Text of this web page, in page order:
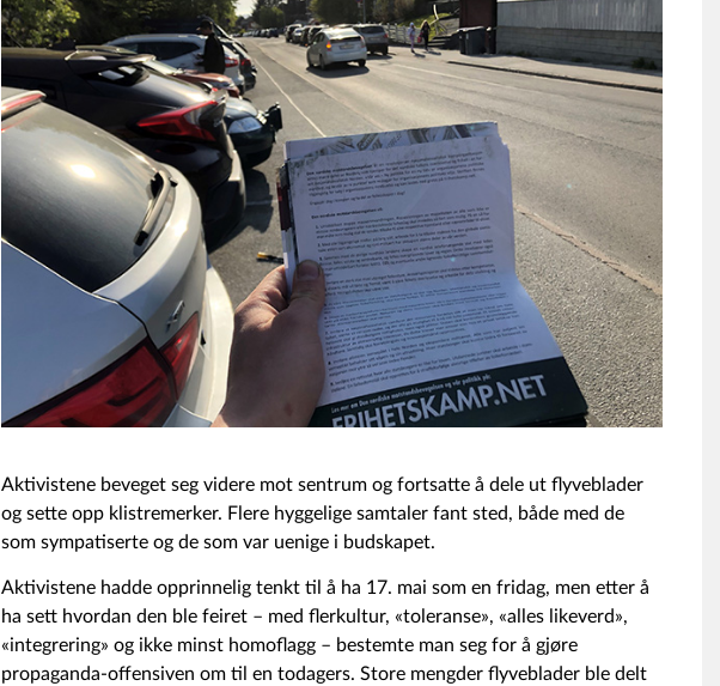
Aktivistene beveget seg videre mot sentrum og fortsatte å dele ut flyveblader
og sette opp klistremerker. Flere hyggelige samtaler fant sted, både med de
som sympatiserte og de som var uenige i budskapet.
Aktivistene hadde opprinnelig tenkt til å ha 17. mai som en fridag, men etter å
ha sett hvordan den ble feiret – med flerkultur, «toleranse», «alles likeverd»,
«integrering» og ikke minst homoflagg – bestemte man seg for å gjøre
propaganda-offensiven om til en todagers. Store mengder flyveblader ble delt